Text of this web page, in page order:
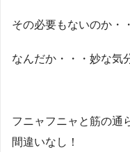
その必要もないのか・
なんだか・・・妙な気
フニャフニャと筋の通
間違いなし！